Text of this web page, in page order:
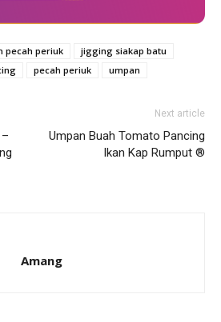
pecah periuk
jigging siakap batu
pecah periuk umpan
Next article
Umpan Buah Tomato Pancing
Ikan Kap Rumput ®
Amang